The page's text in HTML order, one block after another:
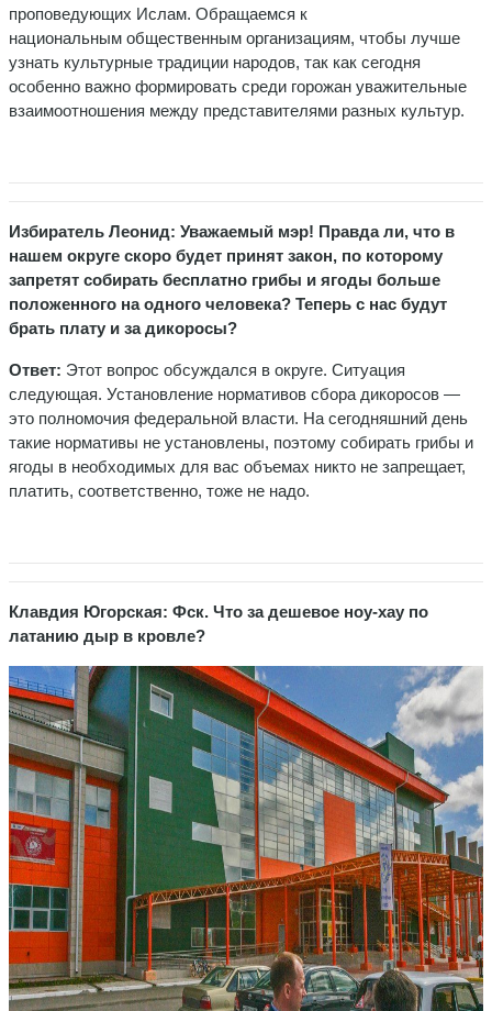
проповедующих Ислам. Обращаемся к
национальным общественным организациям, чтобы лучше
узнать культурные традиции народов, так как сегодня
особенно важно формировать среди горожан уважительные
взаимоотношения между представителями разных культур.
Избиратель Леонид: Уважаемый мэр! Правда ли, что в
нашем округе скоро будет принят закон, по которому
запретят собирать бесплатно грибы и ягоды больше
положенного на одного человека? Теперь с нас будут
брать плату и за дикоросы?
Ответ: Этот вопрос обсуждался в округе. Ситуация
следующая. Установление нормативов сбора дикоросов —
это полномочия федеральной власти. На сегодняшний день
такие нормативы не установлены, поэтому собирать грибы и
ягоды в необходимых для вас объемах никто не запрещает,
платить, соответственно, тоже не надо.
Клавдия Югорская: Фск. Что за дешевое ноу-хау по
латанию дыр в кровле?